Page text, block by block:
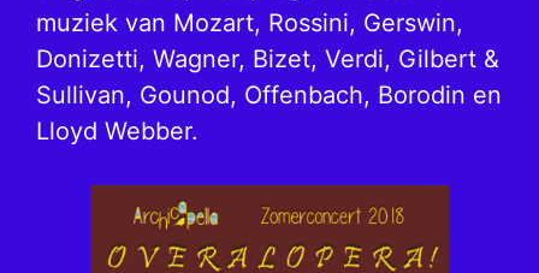
muziek van Mozart, Rossini, Gerswin,
Donizetti, Wagner, Bizet, Verdi, Gilbert &
Sullivan, Gounod, Offenbach, Borodin en
Lloyd Webber.